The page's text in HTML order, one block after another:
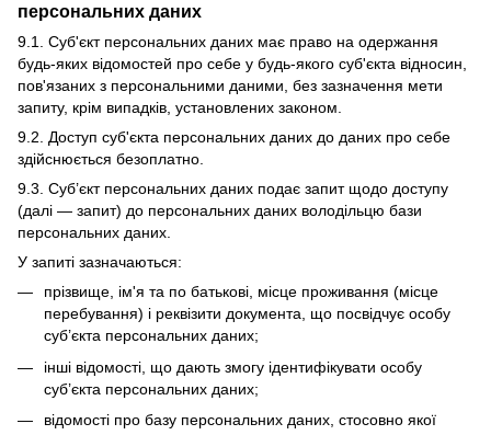
персональних даних
9.1. Суб'єкт персональних даних має право на одержання
будь-яких відомостей про себе у будь-якого суб'єкта відносин,
пов'язаних з персональними даними, без зазначення мети
запиту, крім випадків, установлених законом.
9.2. Доступ суб'єкта персональних даних до даних про себе
здійснюється безоплатно.
9.3. Суб’єкт персональних даних подає запит щодо доступу
(далі — запит) до персональних даних володільцю бази
персональних даних.
У запиті зазначаються:
прізвище, ім'я та по батькові, місце проживання (місце
перебування) і реквізити документа, що посвідчує особу
суб’єкта персональних даних;
інші відомості, що дають змогу ідентифікувати особу
суб’єкта персональних даних;
відомості про базу персональних даних, стосовно якої